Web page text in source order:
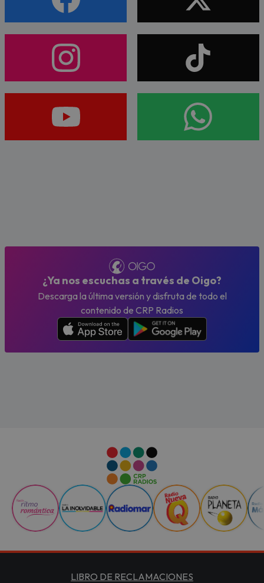
¿Ya nos escuchas a través de Oigo?
Descarga la última versión y disfruta de todo el
contenido de CRP Radios
LIBRO DE RECLAMACIONES